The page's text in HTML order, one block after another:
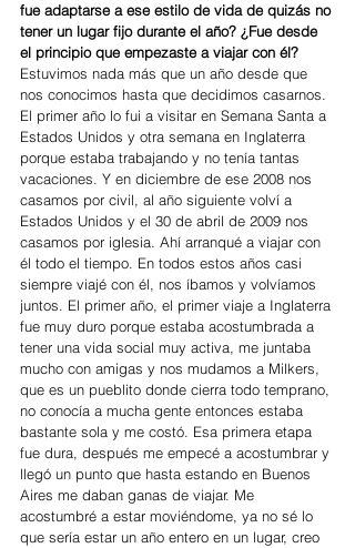
fue adaptarse a ese estilo de vida de quizás no
tener un lugar fijo durante el año? ¿Fue desde
el principio que empezaste a viajar con él?
Estuvimos nada más que un año desde que
nos conocimos hasta que decidimos casarnos.
El primer año lo fui a visitar en Semana Santa a
Estados Unidos y otra semana en Inglaterra
porque estaba trabajando y no tenía tantas
vacaciones. Y en diciembre de ese 2008 nos
casamos por civil, al año siguiente volví a
Estados Unidos y el 30 de abril de 2009 nos
casamos por iglesia. Ahí arranqué a viajar con
él todo el tiempo. En todos estos años casi
siempre viajé con él, nos íbamos y volvíamos
juntos. El primer año, el primer viaje a Inglaterra
fue muy duro porque estaba acostumbrada a
tener una vida social muy activa, me juntaba
mucho con amigas y nos mudamos a Milkers,
que es un pueblito donde cierra todo temprano,
no conocía a mucha gente entonces estaba
bastante sola y me costó. Esa primera etapa
fue dura, después me empecé a acostumbrar y
llegó un punto que hasta estando en Buenos
Aires me daban ganas de viajar. Me
acostumbré a estar moviéndome, ya no sé lo
que sería estar un año entero en un lugar, creo